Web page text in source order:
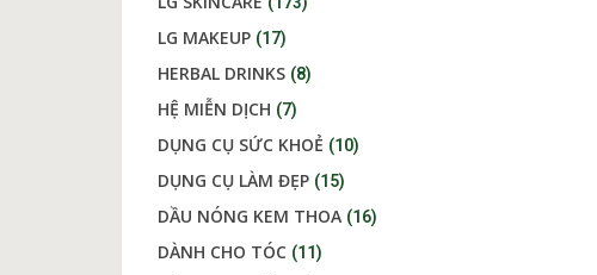
LG MAKEUP (17)
HERBAL DRINKS (8)
HỆ MIỄN DỊCH (7)
DỤNG CỤ SỨC KHOẺ (10)
DỤNG CỤ LÀM ĐẸP (15)
DẦU NÓNG KEM THOA (16)
DÀNH CHO TÓC (11)